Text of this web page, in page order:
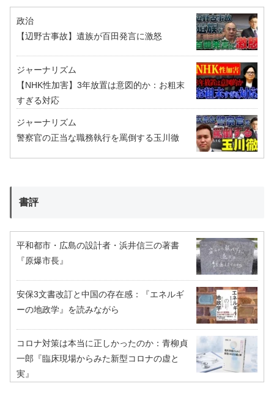
政治
【辺野古事故】遺族が百田発言に激怒
ジャーナリズム
【NHK性加害】3年放置は意図的か：お粗末
すぎる対応
ジャーナリズム
警察官の正当な職務執行を罵倒する玉川徹
書評
平和都市・広島の設計者・浜井信三の著書
『原爆市長』
安保3文書改訂と中国の存在感：『エネルギ
ーの地政学』を読みながら
コロナ対策は本当に正しかったのか：青柳貞
一郎『臨床現場からみた新型コロナの虚と
実』